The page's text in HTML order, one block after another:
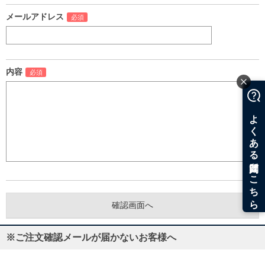
メールアドレス
内容
※ご注文確認メールが届かないお客様へ